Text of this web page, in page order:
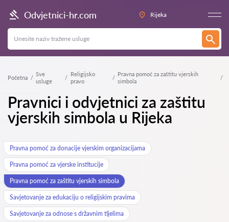
Odvjetnici-hr.com Rijeka
Početna
Sve
usluge
Religijsko
pravo
Pravna pomoć za zaštitu vjerskih
simbola
Pravnici i odvjetnici za zaštitu
vjerskih simbola u Rijeka
Pravna pomoć za donacije vjerskim organizacijama
Pravna pomoć za vjerske institucije
Pravna pomoć za zaštitu vjerskih simbola
Savjetovanje za edukaciju o religijskim pravima
Savjetovanje za odnose s državnim tijelima